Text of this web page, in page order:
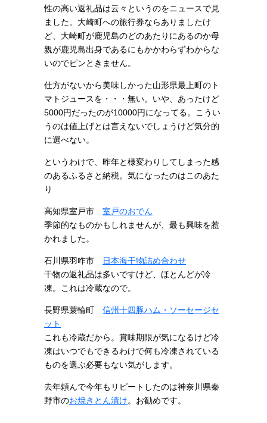
性の高い返礼品は云々というのをニュースで見
ました。大崎町への旅行券ならありましたけ
ど、大崎町が鹿児島のどのあたりにあるのか母
親が鹿児島出身であるにもかかわらずわからな
いのでピンときません。
仕方がないから美味しかった山形県最上町のト
マトジュースを・・・無い。いや、あったけど
5000円だったのが10000円になってる。こうい
うのは値上げとは言えないでしょうけど気分的
に選べない。
というわけで、昨年と様変わりしてしまった感
のあるふるさと納税。気になったのはこのあた
り
高知県室戸市 室戸のおでん
季節的なものかもしれませんが、最も興味を惹
かれました。
石川県羽咋市
日本海干物詰め合わせ
干物の返礼品は多いですけど、ほとんどが冷
凍。これは冷蔵なので。
長野県蓑輪町 信州十四豚ハム・ソーセージセ
ット
これも冷蔵だから。賞味期限が気になるけど冷
凍はいつでもできるわけで何も冷凍されている
ものを選ぶ必要もない気がします。
去年頼んで今年もリピートしたのは神奈川県秦
野市のお焼きとん漬け。お勧めです。